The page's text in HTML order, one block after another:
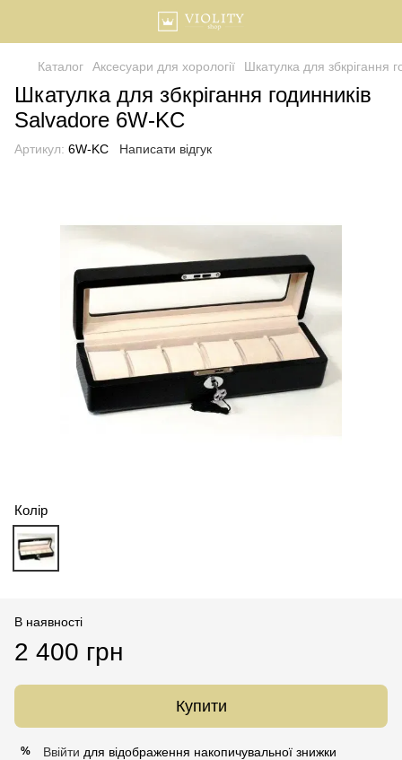
Каталог Аксесуари для хорології Шкатулка для збкрігання
Шкатулка для збкрігання годинників
Salvadore 6W-KC
Артикул: 6W-KC Написати відгук
Колір
В наявності
2 400 грн
Купити
% Ввійти для відображення накопичувальної знижки